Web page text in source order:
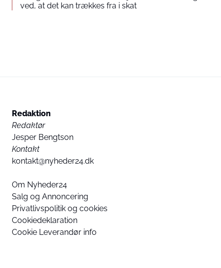
ved, at det kan trækkes fra i skat
Redaktion
Redaktør
Jesper Bengtson
Kontakt
kontakt@nyheder24.dk
Om Nyheder24
Salg og Annoncering
Privatlivspolitik og cookies
Cookiedeklaration
Cookie Leverandør info